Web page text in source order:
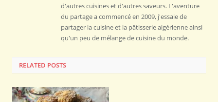
d'autres cuisines et d'autres saveurs. L'aventure
du partage a commencé en 2009, j'essaie de
partager la cuisine et la pâtisserie algérienne ainsi
qu'un peu de mélange de cuisine du monde.
RELATED POSTS